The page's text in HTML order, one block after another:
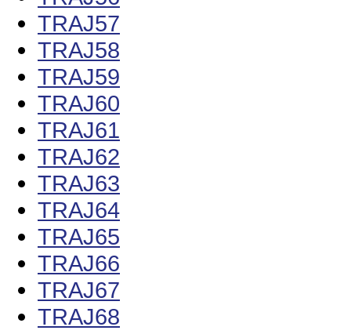
TRAJ57
TRAJ58
TRAJ59
TRAJ60
TRAJ61
TRAJ62
TRAJ63
TRAJ64
TRAJ65
TRAJ66
TRAJ67
TRAJ68